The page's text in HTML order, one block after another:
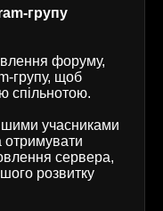
групу
форуму,
групу, щоб
спільнотою.
учасниками
отримувати
сервера,
розвитку